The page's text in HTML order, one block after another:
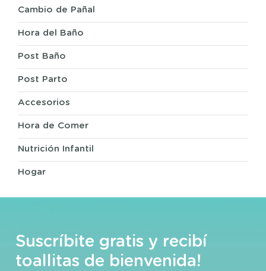
Cambio de Pañal
Hora del Baño
Post Baño
Post Parto
Accesorios
Hora de Comer
Nutrición Infantil
Hogar
Suscríbite gratis y recibí
toallitas de bienvenida!